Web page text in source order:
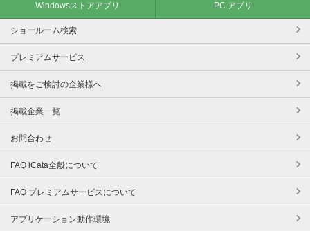
Windowsストアアプリ PC アプリ
ショールーム検索
プレミアムサービス
掲載をご検討の企業様へ
掲載企業一覧
お問合わせ
FAQ iCata全般について
FAQ プレミアムサービスについて
アプリケーション動作環境